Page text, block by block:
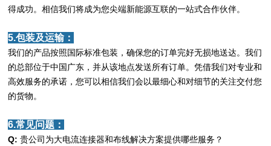
得成功。相信我们将成为您尖端新能源互联的一站式合作伙伴。
5.包装及运输：
我们的产品按照国际标准包装，确保您的订单完好无损地送达。我们
的总部位于中国广东，并从该地点发送所有订单。凭借我们对专业和
高效服务的承诺，您可以相信我们会以最细心和对细节的关注交付您
的货物。
6.常见问题：
Q: 贵公司为大电流连接器和布线解决方案提供哪些服务？